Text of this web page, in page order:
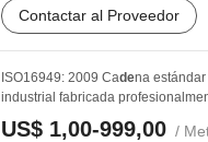
Contactar al Proveedor
ISO16949: 2009 Cadena estándar
industrial fabricada
US$ 1,00-999,00 /